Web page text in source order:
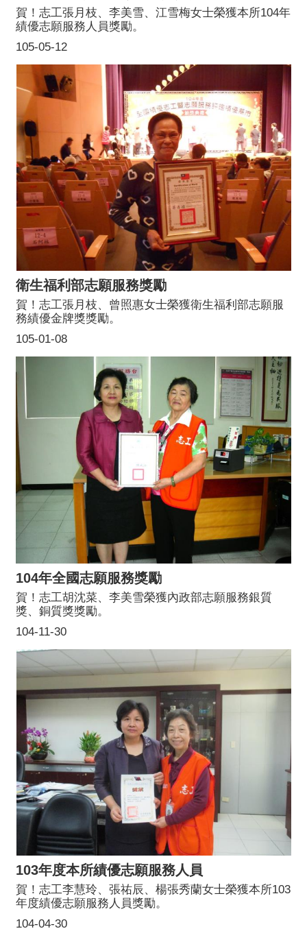
105-05-12
賀！志工張月枝、李美雪、江雪梅女士榮獲本所104年
績優志願服務人員獎勵。
衛生福利部志願服務獎勵
105-01-08
賀！志工張月枝、曾照惠女士榮獲衛生福利部志願服
務績優金牌獎獎勵。
104年全國志願服務獎勵
104-11-30
賀！志工胡沈菜、李美雪榮獲內政部志願服務銀質
獎、銅質獎獎勵。
103年度本所績優志願服務人員
104-04-30
賀！志工李慧玲、張祐辰、楊張秀蘭女士榮獲本所103
年度績優志願服務人員獎勵。